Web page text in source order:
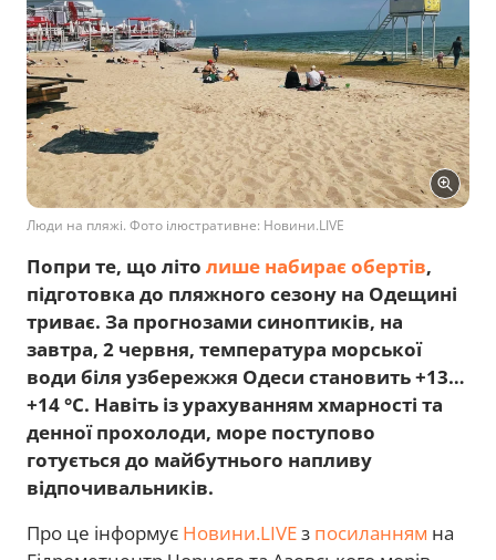
Люди на пляжі. Фото ілюстративне: Новини.LIVE
Попри те, що літо лише набирає обертів,
підготовка до пляжного сезону на Одещині
триває. За прогнозами синоптиків, на
завтра, 2 червня, температура морської
води біля узбережжя Одеси становить +13…
+14 °C. Навіть із урахуванням хмарності та
денної прохолоди, море поступово
готується до майбутнього напливу
відпочивальників.
Про це інформує Новини.LIVEз посиланням на